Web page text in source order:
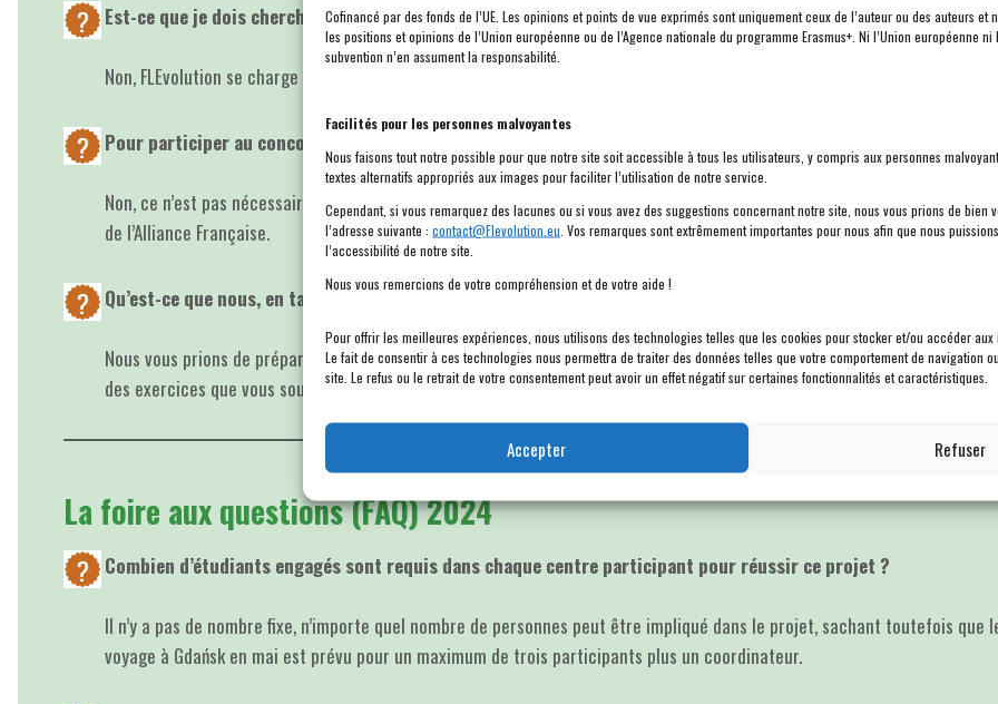
Cofinancé par des fonds de l’UE. Les opinions et points de vue exprimés sont uniquement ceux de l’auteur ou des auteurs
les positions et opinions de l’Union européenne ou de l’Agence nationale du programme Erasmus+. Ni l’Union européenne
subvention n’en assument la responsabilité.
Facilités pour les personnes malvoyantes
Nous faisons tout notre possible pour que notre site soit accessible à tous les utilisateurs, y compris aux personnes
textes alternatifs appropriés aux images pour faciliter l’utilisation de notre service.
Cependant, si vous remarquez des lacunes ou si vous avez des suggestions concernant notre site, nous vous prions de bien
l’adresse suivante : contact@Flevolution.eu . Vos remarques sont extrêmement importantes pour nous afin que nous
l’accessibilité de notre site.
Nous vous remercions de votre compréhension et de votre aide !
Pour offrir les meilleures expériences, nous utilisons des technologies telles que les cookies pour stocker et/ou accéder
Le fait de consentir à ces technologies nous permettra de traiter des données telles que votre comportement de navigation
site. Le refus ou le retrait de votre consentement peut avoir un effet négatif sur certaines fonctionnalités et caractéristiques.
Accepter Refuser
Est-ce que je dois chercher personnellement un hébergement pendant mon séjour à Gdańsk ?
Non, FLEvolution se charge d’assurer l’hébergement à Gdańsk pendant la durée du projet, c’est-à-dire du 20 au 24 mai
Pour participer au concours photo Explorer son quartier dois-je être impliqué dans le projet ?
Non, ce n’est pas nécessaire. Le concours s’adresse à tous les étudiants des universités européennes ainsi qu’aux
de l’Alliance Française.
Qu’est-ce que nous, en tant que groupe, devons apporter avec nous à Gdańsk ?
Nous vous prions de préparer une affiche ou un poster avec quelques réflexions sur votre expérience dans la préparation
des exercices que vous souhaitez partager avec les autres participants du projet.
La foire aux questions (FAQ) 2024
Combien d’étudiants engagés sont requis dans chaque centre participant pour réussir ce projet ?
Il n’y a pas de nombre fixe, n’importe quel nombre de personnes peut être impliqué dans le projet, sachant toutefois que
voyage à Gdańsk en mai est prévu pour un maximum de trois participants plus un coordinateur.